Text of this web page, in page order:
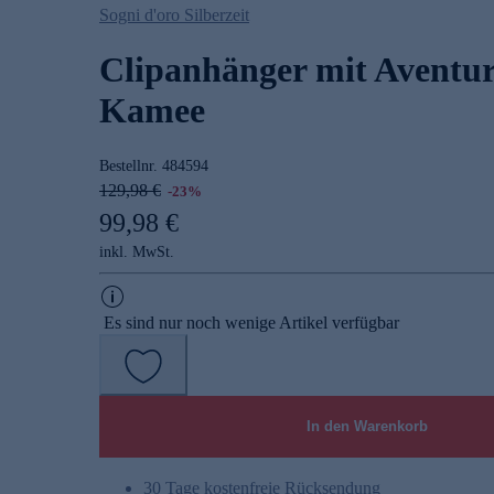
Sogni d'oro Silberzeit
Clipanhänger mit
Kamee
Bestellnr. 484594
129,98 € -23%
99,98 €
inkl. MwSt.
Es sind nur noch wenige Artikel verfügbar
In den Warenkorb
30 Tage kostenfreie Rücksendung